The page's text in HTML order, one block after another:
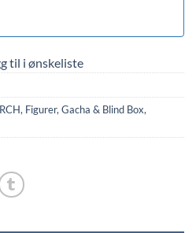
til i ønskeliste
, Figurer, Gacha & Blind Box,